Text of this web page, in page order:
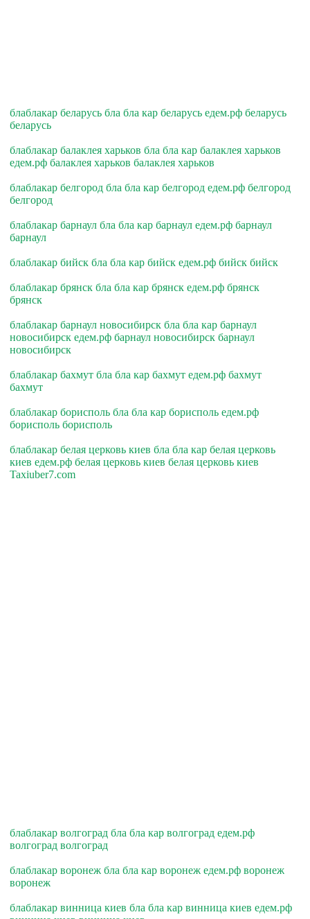
блаблакар беларусь бла бла кар беларусь едем.рф беларусь
беларусь
блаблакар балаклея харьков бла бла кар балаклея харьков
едем.рф балаклея харьков балаклея харьков
блаблакар белгород бла бла кар белгород едем.рф белгород
белгород
блаблакар барнаул бла бла кар барнаул едем.рф барнаул
барнаул
блаблакар бийск бла бла кар бийск едем.рф бийск бийск
блаблакар брянск бла бла кар брянск едем.рф брянск
брянск
блаблакар барнаул новосибирск бла бла кар барнаул
новосибирск едем.рф барнаул новосибирск барнаул
новосибирск
блаблакар бахмут бла бла кар бахмут едем.рф бахмут
бахмут
блаблакар борисполь бла бла кар борисполь едем.рф
борисполь борисполь
блаблакар белая церковь киев бла бла кар белая церковь
киев едем.рф белая церковь киев белая церковь киев
Taxiuber7.com
блаблакар волгоград бла бла кар волгоград едем.рф
волгоград волгоград
блаблакар воронеж бла бла кар воронеж едем.рф воронеж
воронеж
блаблакар винница киев бла бла кар винница киев едем.рф